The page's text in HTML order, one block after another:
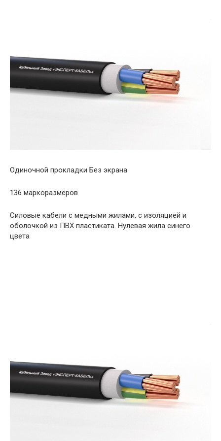
Одиночной прокладки Без экрана
136 маркоразмеров
Силовые кабели с медными жилами, с изоляцией и
оболочкой из ПВХ пластиката. Нулевая жила синего
цвета